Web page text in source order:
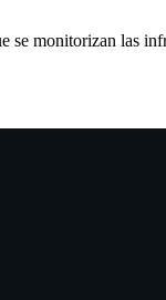
monitorizan las